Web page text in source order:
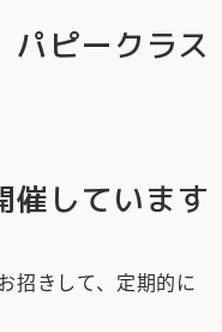
パピークラス
催しています
招きして、定期的に